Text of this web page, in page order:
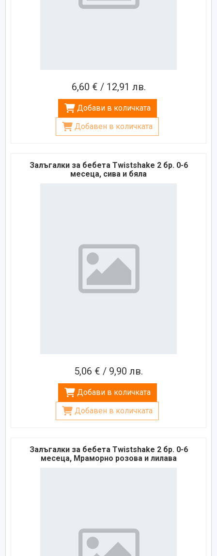
6,60 € / 12,91 лв.
Добави в количката
Добавен в количката
Залъгалки за бебета Twistshake 2 бр. 0-6
месеца, сива и бяла
5,06 € / 9,90 лв.
Добави в количката
Добавен в количката
Залъгалки за бебета Twistshake 2 бр. 0-6
месеца, Мраморно розова и лилава